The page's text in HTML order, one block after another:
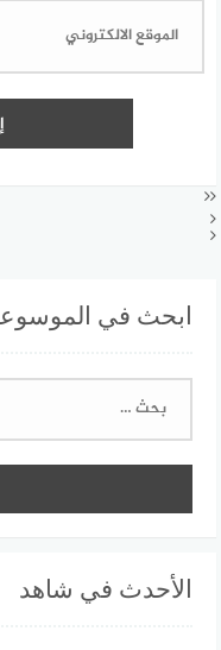
ابحث في
البحث
الأحدث في شاهد